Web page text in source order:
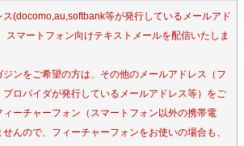
(docomo,au,softbank等が発行しているメールアド
スマートフォン向けテキストメールを配信いたしま
ンをご希望の方は、その他のメールアドレス（フ
プロバイダが発行しているメールアドレス等）をご
ーチャーフォン（スマートフォン以外の携帯電
んので、フィーチャーフォンをお使いの場合も、